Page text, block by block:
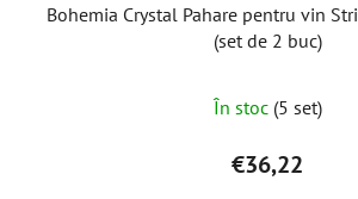
Bohemia Crystal Pahare pentru vin
(set de 2 buc)
În stoc (5 set)
€36,22